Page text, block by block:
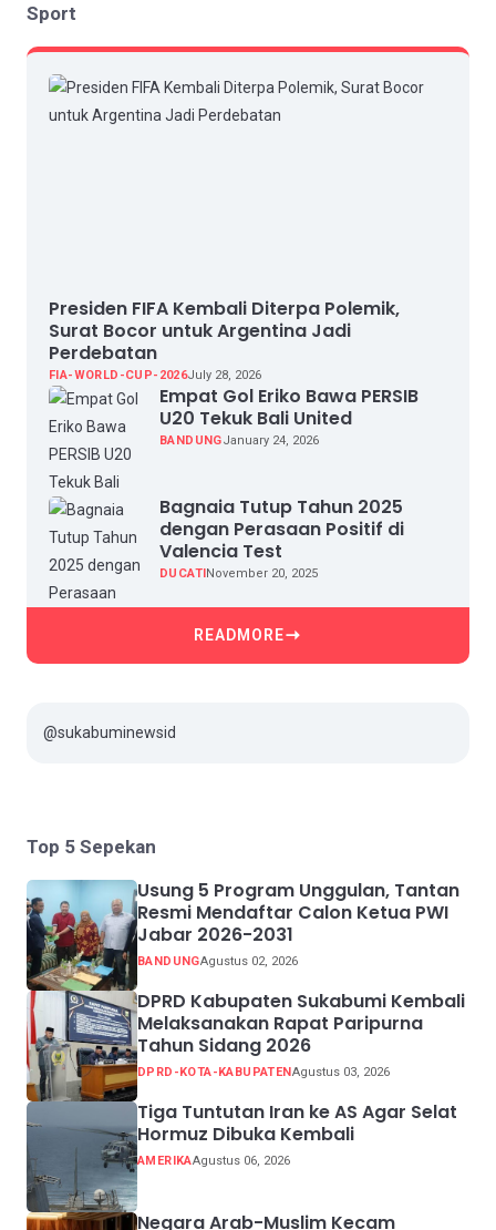
Sport
Presiden FIFA Kembali Diterpa Polemik,
Surat Bocor untuk Argentina Jadi
Perdebatan
FIA-WORLD-CUP-2026July 28, 2026
Empat Gol Eriko Bawa PERSIB
U20 Tekuk Bali United
BANDUNGJanuary 24, 2026
Bagnaia Tutup Tahun 2025
dengan Perasaan Positif di
Valencia Test
DUCATINovember 20, 2025
READMORE
@sukabuminewsid
Top 5 Sepekan
Usung 5 Program Unggulan, Tantan
Resmi Mendaftar Calon Ketua PWI
Jabar 2026-2031
BANDUNGAgustus 02, 2026
DPRD Kabupaten Sukabumi Kembali
Melaksanakan Rapat Paripurna
Tahun Sidang 2026
DPRD-KOTA-KABUPATENAgustus 03, 2026
Tiga Tuntutan Iran ke AS Agar Selat
Hormuz Dibuka Kembali
AMERIKAAgustus 06, 2026
Negara Arab-Muslim Kecam